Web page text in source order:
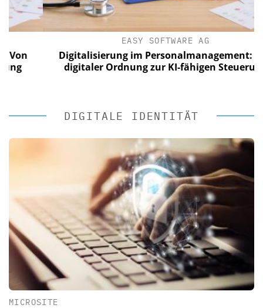
EASY SOFTWARE AG
Digitalisierung im Personalmanagement: Von
digitaler Ordnung zur KI-fähigen Steuerung
DIGITALE IDENTITÄT
MICROSITE